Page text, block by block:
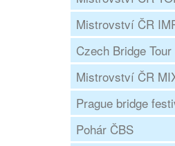
Mistrovství ČR
Czech Bridge Tour
Mistrovství ČR
Prague bridge
Pohár ČBS